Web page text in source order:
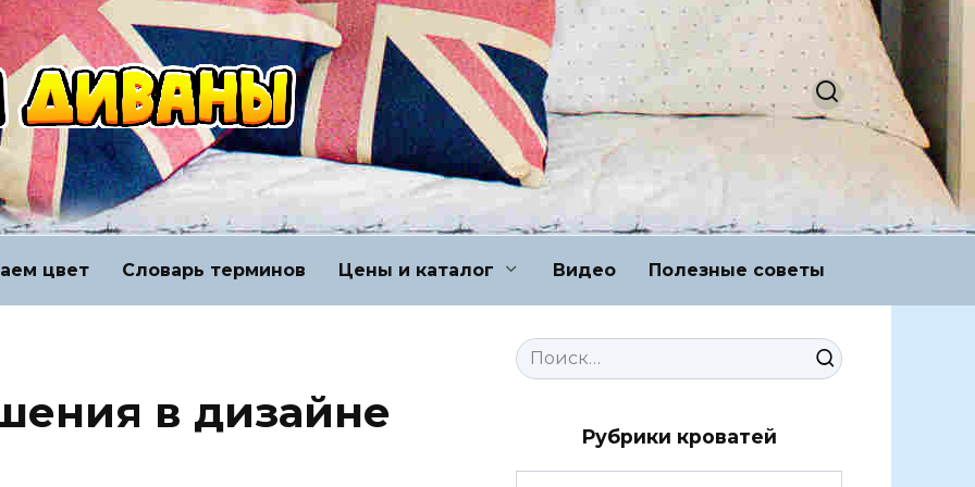
цвет Словарь терминов Цены и каталог Видео Полезные советы
в дизайне
Search
for:
Рубрики кроватей